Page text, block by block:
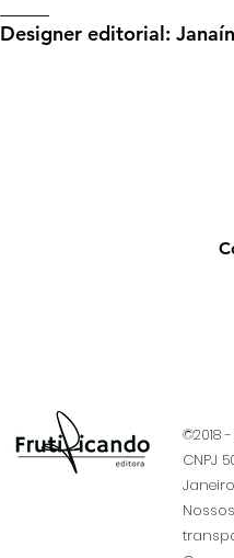
Designer editorial:
©2018
CNPJ